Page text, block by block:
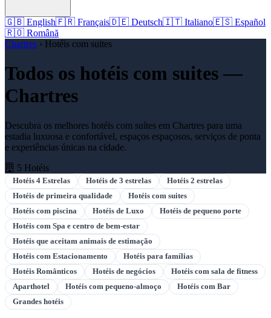
🇬🇧 English🇫🇷 Français🇩🇪 Deutsch🇮🇹 Italiano🇪🇸 Español
🇷🇴 Română
Chartres › Hotéis com suites
Todos os hotéis com suites —
Chartres
Descubra os melhores hotéis com suítes em Chartres para uma
estadia luxuosa e confortável, espaços espaçosos, serviços de ponta
e experiências únicas na cidade.
5 Hotéis
Hotéis 4 Estrelas Hotéis de 3 estrelas
Hotéis 2 estrelas
Hotéis de primeira qualidade
Hotéis com suites
Hotéis com piscina
Hotéis de Luxo
Hotéis de pequeno porte
Hotéis com Spa e centro de bem-estar
Hotéis que aceitam animais de estimação
Hotéis com Estacionamento
Hotéis para famílias
Hotéis Românticos
Hotéis de negócios
Hotéis com sala de fitness
Aparthotel
Hotéis com pequeno-almoço
Hotéis com Bar
Grandes hotéis